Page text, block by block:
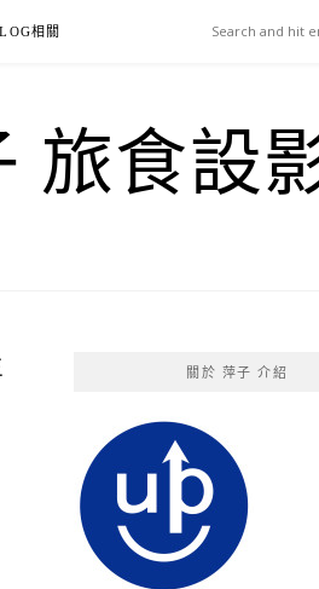
相關
旅食設
關於 萍子 介紹